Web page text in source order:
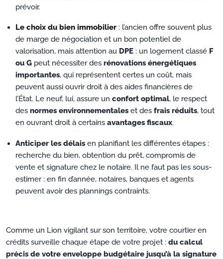
prévoir.
Le choix du bien immobilier : l’ancien offre souvent plus
de marge de négociation et un bon potentiel de
valorisation, mais attention au DPE : un logement classé F
ou G peut nécessiter desrénovations énergétiques
importantes, qui représentent certes un coût, mais
peuvent aussi ouvrir droit à des aides financières de
l’État. Le neuf, lui, assure unconfort optimal, le respect
desnormes environnementales et desfrais réduits, tout
en ouvrant droit à certainsavantages fiscaux.
Anticiper les délais en planifiant les différentes étapes :
recherche du bien, obtention du prêt, compromis de
vente et signature chez le notaire. Il ne faut pas les sous-
estimer : en fin d’année, notaires, banques et agents
peuvent avoir des plannings contraints.
Comme un Lion vigilant sur son territoire, votre courtier en
crédits surveille chaque étape de votre projet : du calcul
précis de votre enveloppe budgétaire jusqu’à la signature